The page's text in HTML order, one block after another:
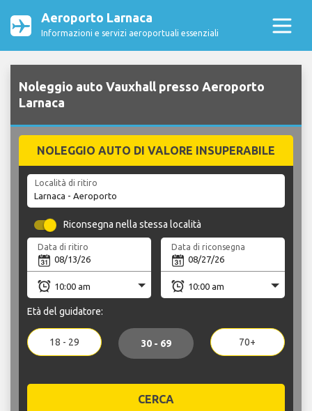
Aeroporto Larnaca
Informazioni e servizi aeroportuali essenziali
Noleggio auto Vauxhall presso Aeroporto
Larnaca
NOLEGGIO AUTO DI VALORE INSUPERABILE
Località di ritiro
Riconsegna nella stessa località
Data di ritiro Data di riconsegna
Età del guidatore:
18 - 29 30 - 69 70+
CERCA